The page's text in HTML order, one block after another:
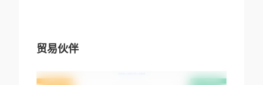
贸易伙伴